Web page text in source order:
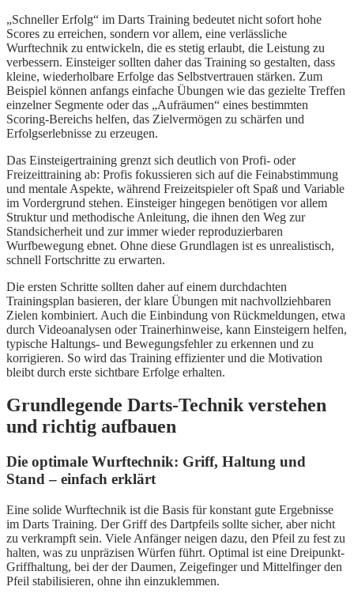
„Schneller Erfolg“ im Darts Training bedeutet nicht sofort hohe
Scores zu erreichen, sondern vor allem, eine verlässliche
Wurftechnik zu entwickeln, die es stetig erlaubt, die Leistung zu
verbessern. Einsteiger sollten daher das Training so gestalten, dass
kleine, wiederholbare Erfolge das Selbstvertrauen stärken. Zum
Beispiel können anfangs einfache Übungen wie das gezielte Treffen
einzelner Segmente oder das „Aufräumen“ eines bestimmten
Scoring-Bereichs helfen, das Zielvermögen zu schärfen und
Erfolgserlebnisse zu erzeugen.
Das Einsteigertraining grenzt sich deutlich von Profi- oder
Freizeittraining ab: Profis fokussieren sich auf die Feinabstimmung
und mentale Aspekte, während Freizeitspieler oft Spaß und Variable
im Vordergrund stehen. Einsteiger hingegen benötigen vor allem
Struktur und methodische Anleitung, die ihnen den Weg zur
Standsicherheit und zur immer wieder reproduzierbaren
Wurfbewegung ebnet. Ohne diese Grundlagen ist es unrealistisch,
schnell Fortschritte zu erwarten.
Die ersten Schritte sollten daher auf einem durchdachten
Trainingsplan basieren, der klare Übungen mit nachvollziehbaren
Zielen kombiniert. Auch die Einbindung von Rückmeldungen, etwa
durch Videoanalysen oder Trainerhinweise, kann Einsteigern helfen,
typische Haltungs- und Bewegungsfehler zu erkennen und zu
korrigieren. So wird das Training effizienter und die Motivation
bleibt durch erste sichtbare Erfolge erhalten.
Grundlegende Darts-Technik verstehen
und richtig aufbauen
Die optimale Wurftechnik: Griff, Haltung und
Stand – einfach erklärt
Eine solide Wurftechnik ist die Basis für konstant gute Ergebnisse
im Darts Training. Der Griff des Dartpfeils sollte sicher, aber nicht
zu verkrampft sein. Viele Anfänger neigen dazu, den Pfeil zu fest zu
halten, was zu unpräzisen Würfen führt. Optimal ist eine Dreipunkt-
Griffhaltung, bei der der Daumen, Zeigefinger und Mittelfinger den
Pfeil stabilisieren, ohne ihn einzuklemmen.